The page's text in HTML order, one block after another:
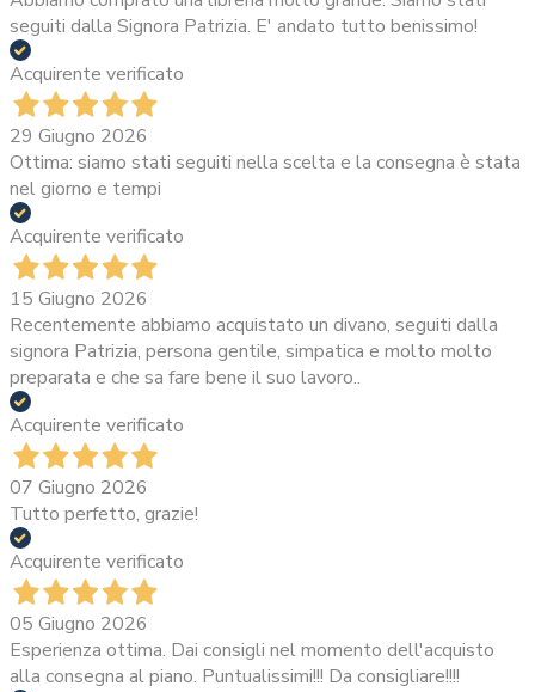
seguiti dalla Signora Patrizia. E' andato tutto benissimo!
Acquirente verificato
29 Giugno 2026
Ottima: siamo stati seguiti nella scelta e la consegna è stata
nel giorno e tempi
Acquirente verificato
15 Giugno 2026
Recentemente abbiamo acquistato un divano, seguiti dalla
signora Patrizia, persona gentile, simpatica e molto molto
preparata e che sa fare bene il suo lavoro..
Acquirente verificato
07 Giugno 2026
Tutto perfetto, grazie!
Acquirente verificato
05 Giugno 2026
Esperienza ottima. Dai consigli nel momento dell'acquisto
alla consegna al piano. Puntualissimi!!! Da consigliare!!!!